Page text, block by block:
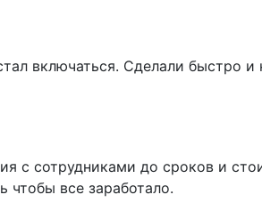
включаться. Сделали быстро и
с сотрудниками до сроков и
чтобы все заработало.